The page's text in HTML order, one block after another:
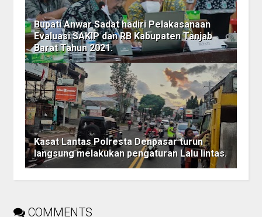
Bupati Anwar Sadat hadiri Pelakasanaan
Evaluasi SAKIP dan RB Kabupaten Tanjab
Barat Tahun 2021.
Kasat Lantas Polresta Denpasar turun
langsung melakukan pengaturan Lalu lintas.
COMMENTS